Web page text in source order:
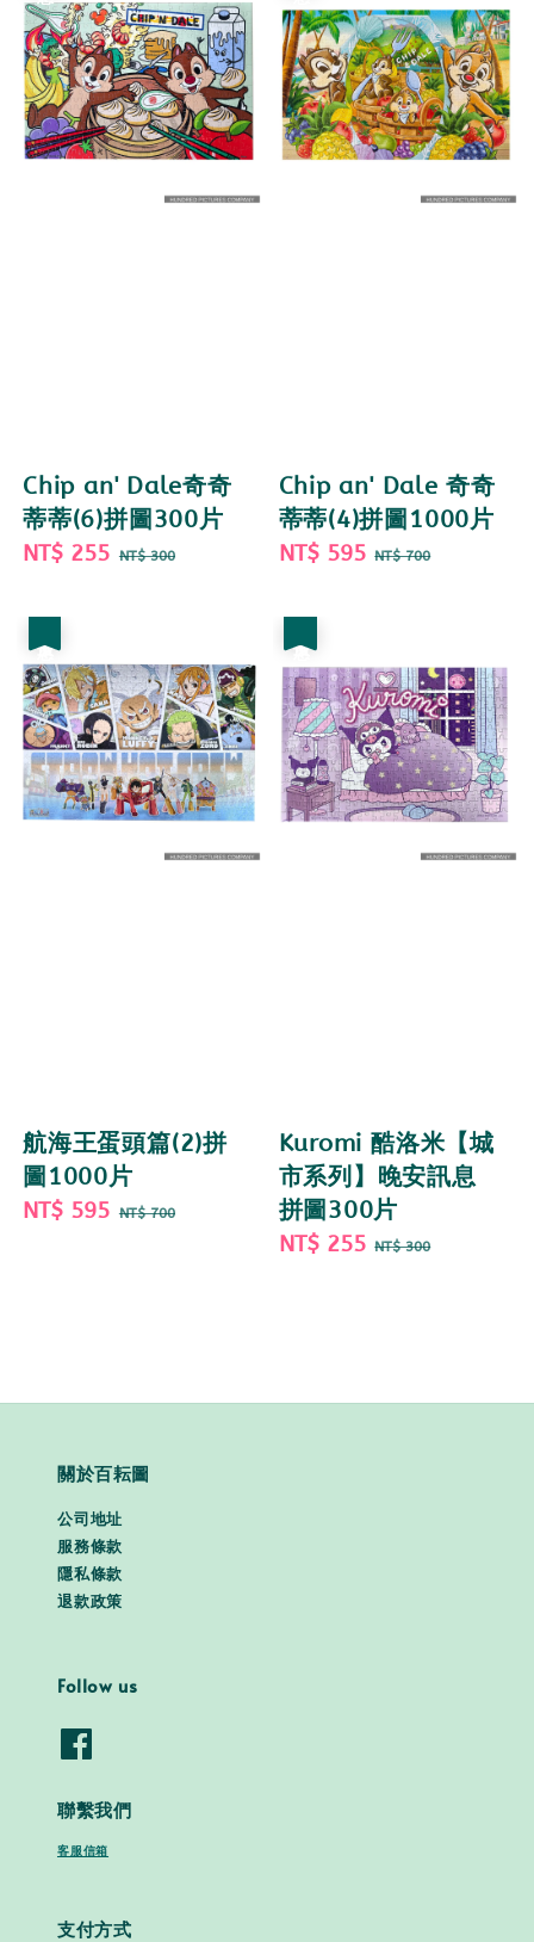
Chip an' Dale奇奇
蒂蒂(6)拼圖300片
Sale
NT$ 255 Regular
NT$ 300
Chip an' Dale 奇奇
蒂蒂(4)拼圖1000片
Sale
NT$ 595 Regular
NT$ 700
航海王蛋頭篇(2)拼
圖1000片
Sale
NT$ 595 Regular
NT$ 700
Kuromi 酷洛米【城
市系列】晚安訊息
拼圖300片
Sale
NT$ 255 Regular
NT$ 300
關於百耘圖
公司地址
服務條款
隱私條款
退款政策
Follow us
聯繫我們
客服信箱
支付方式